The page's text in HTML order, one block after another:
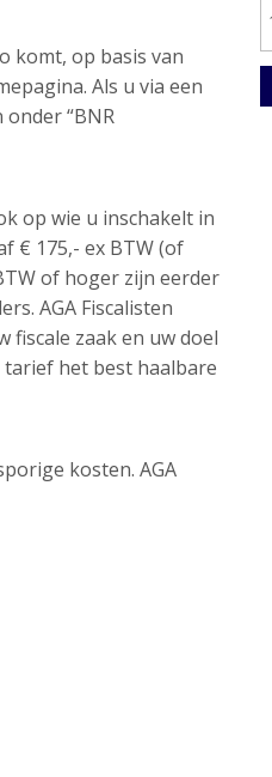
komt, op basis van
Als u via een
“BNR
op wie u inschakelt in
€ 175,- ex BTW (of
of hoger zijn eerder
AGA Fiscalisten
fiscale zaak en uw doel
het best haalbare
kosten. AGA